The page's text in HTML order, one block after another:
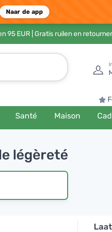
Naar de app
95 EUR| Gratis ruilen en
Santé Maison
légèreté